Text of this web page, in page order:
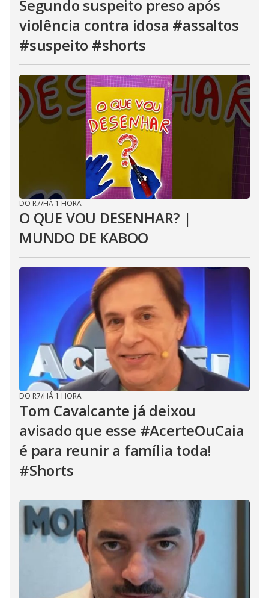
Segundo suspeito preso após
violência contra idosa #assaltos
#suspeito #shorts
DO R7/HÁ 1 HORA
O QUE VOU DESENHAR? |
MUNDO DE KABOO
DO R7/HÁ 1 HORA
Tom Cavalcante já deixou
avisado que esse #AcerteOuCaia
é para reunir a família toda!
#Shorts